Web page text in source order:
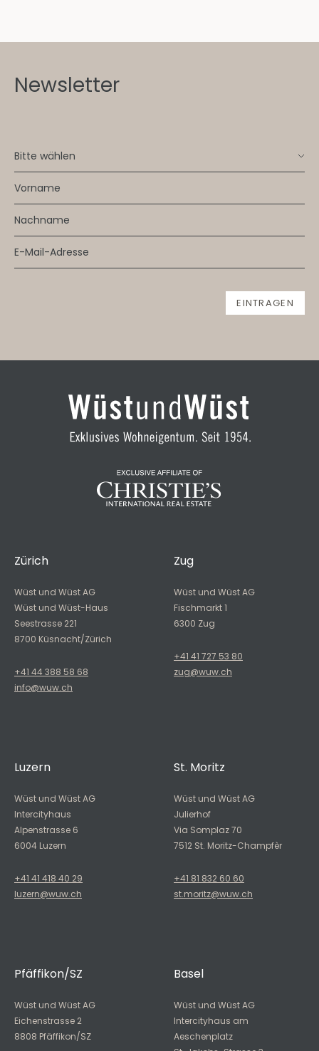
Newsletter
Zürich
Wüst und Wüst AG
Wüst und Wüst-Haus
Seestrasse 221
8700 Küsnacht/Zürich
+41 44 388 58 68
info@wuw.ch
Zug
Wüst und Wüst AG
Fischmarkt 1
6300 Zug
+41 41 727 53 80
zug@wuw.ch
Luzern
Wüst und Wüst AG
Intercityhaus
Alpenstrasse 6
6004 Luzern
+41 41 418 40 29
luzern@wuw.ch
St. Moritz
Wüst und Wüst AG
Julierhof
Via Somplaz 70
7512 St. Moritz-Champfèr
+41 81 832 60 60
st.moritz@wuw.ch
Pfäffikon/SZ
Wüst und Wüst AG
Eichenstrasse 2
8808 Pfäffikon/SZ
Basel
Wüst und Wüst AG
Intercityhaus am
Aeschenplatz